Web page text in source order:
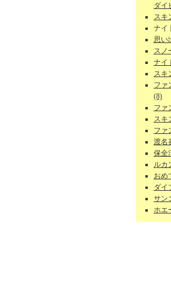
ダイ
スキ
ナイ
思い
スノ
ナイ
スキ
ファ
(8)
ファ
スキ
ファ
渡名
保全
ルカ
おめ
ダイ
サン
ホエ